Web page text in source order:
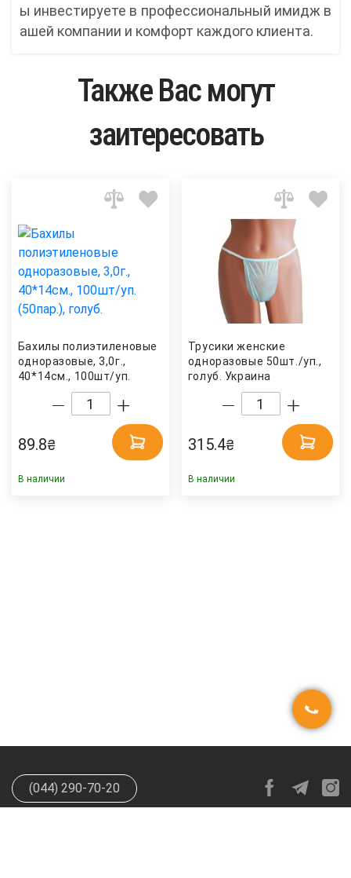
ы инвестируете в профессиональный имидж в
ашей компании и комфорт каждого клиента.
Также Вас могут
заитересовать
Бахилы полиэтиленовые
одноразовые, 3,0г.,
40*14см., 100шт/уп.
(50пар.), голуб. Polix
PRO&MED
89.8₴
В наличии
Трусики женские
одноразовые 50шт./уп.,
голуб. Украина
315.4₴
В наличии
(044) 290-70-20